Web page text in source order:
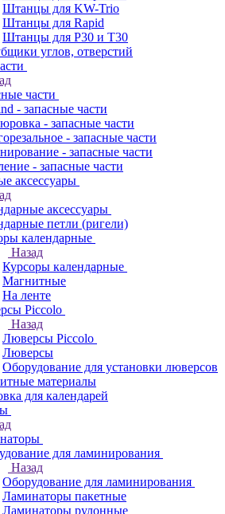
Штанцы для KW-Trio
Штанцы для Rapid
Штанцы для Р30 и Т30
углов, отверстий
части
- запасные части
- запасные части
- запасные части
- запасные части
- запасные части
аксессуары
аксессуары
петли (ригели)
календарные
Назад
Курсоры календарные
Магнитные
На ленте
Piccolo
Назад
Люверсы Piccolo
Люверсы
Оборудование для установки люверсов
материалы
для календарей
для ламинирования
Назад
Оборудование для ламинирования
Ламинаторы пакетные
Ламинаторы рулонные